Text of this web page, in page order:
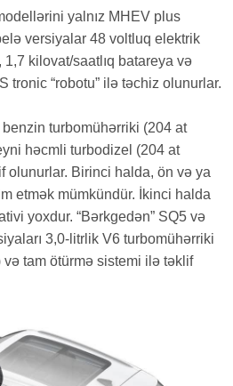
yalnız MHEV plus
versiyalar 48 voltluq elektrik
kilovat/saatlıq batareya və
tronic “robotu” ilə təchiz olunurlar.
turbomühərriki (204 at
həcmli turbodizel (204 at
olunurlar. Birinci halda, ön və ya
etmək mümkündür. İkinci halda
yoxdur. “Bərkgedən” SQ5 və
3,0-litrlik V6 turbomühərriki
tam ötürmə sistemi ilə təklif